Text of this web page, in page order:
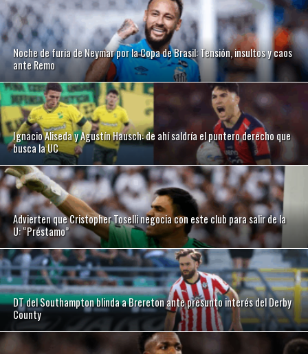
Noche de furia de Neymar por la Copa de Brasil: Tensión, insultos y caos
ante Remo
Ignacio Aliseda y Agustín Hausch: de ahí saldría el puntero derecho que
busca la UC
Advierten que Cristopher Toselli negocia con este club para salir de la
U: “Préstamo”
DT del Southampton blinda a Brereton ante presunto interés del Derby
County